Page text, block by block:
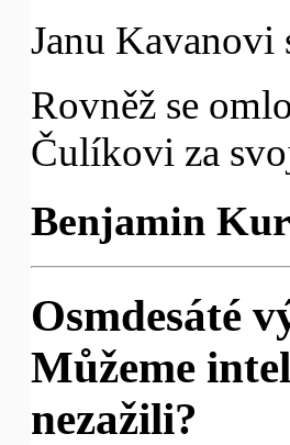
Janu Kavanovi
Rovněž se
Čulíkovi za
Benjamin
Osmdesáté
Můžeme
nezažili?